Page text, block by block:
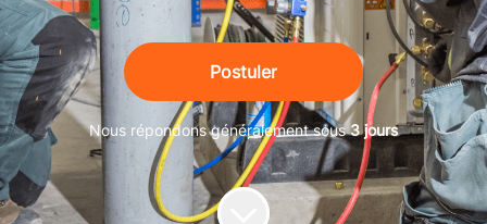
Postuler
Nous répondons généralement sous3 jours